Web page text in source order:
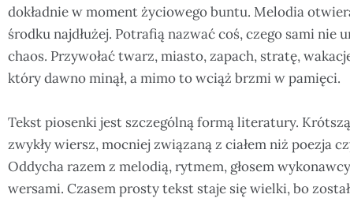
dokładnie w moment życiowego buntu. Melodia
środku najdłużej. Potrafią nazwać coś, czego sami
chaos. Przywołać twarz, miasto, zapach, stratę,
który dawno minął, a mimo to wciąż brzmi w pamięci.
Tekst piosenki jest szczególną formą literatury.
zwykły wiersz, mocniej związaną z ciałem niż poezja
Oddycha razem z melodią, rytmem, głosem
wersami. Czasem prosty tekst staje się wielki, bo